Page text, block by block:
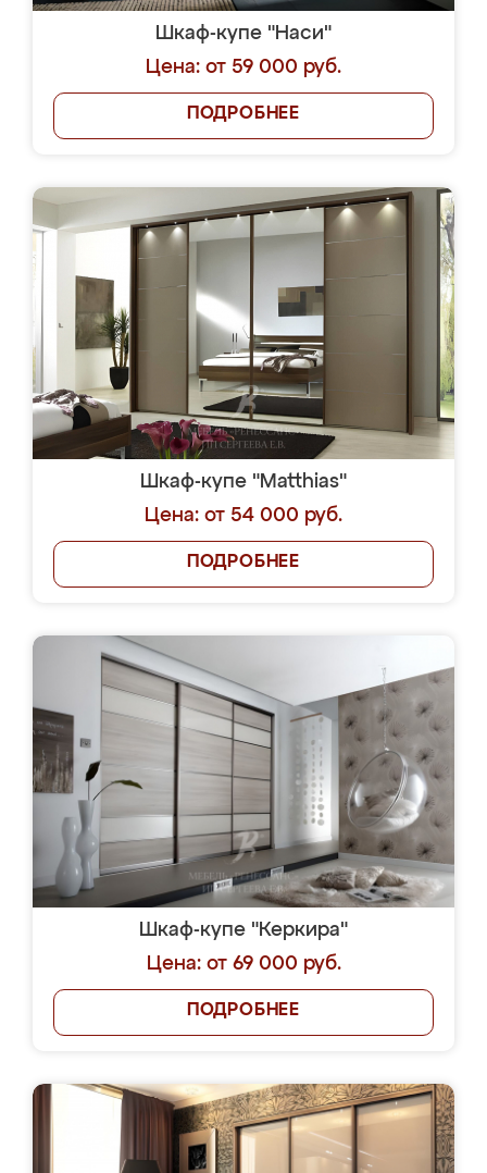
Шкаф-купе "Наси"
Цена: от 59 000 руб.
ПОДРОБНЕЕ
Шкаф-купе "Matthias"
Цена: от 54 000 руб.
ПОДРОБНЕЕ
Шкаф-купе "Керкира"
Цена: от 69 000 руб.
ПОДРОБНЕЕ